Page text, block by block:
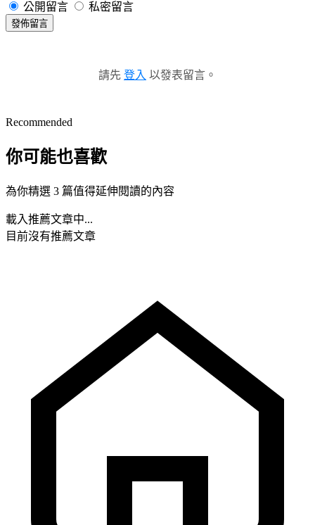
公開留言 私密留言
發佈留言
請先 登入 以發表留言。
Recommended
你可能也喜歡
為你精選 3 篇值得延伸閱讀的內容
載入推薦文章中...
目前沒有推薦文章